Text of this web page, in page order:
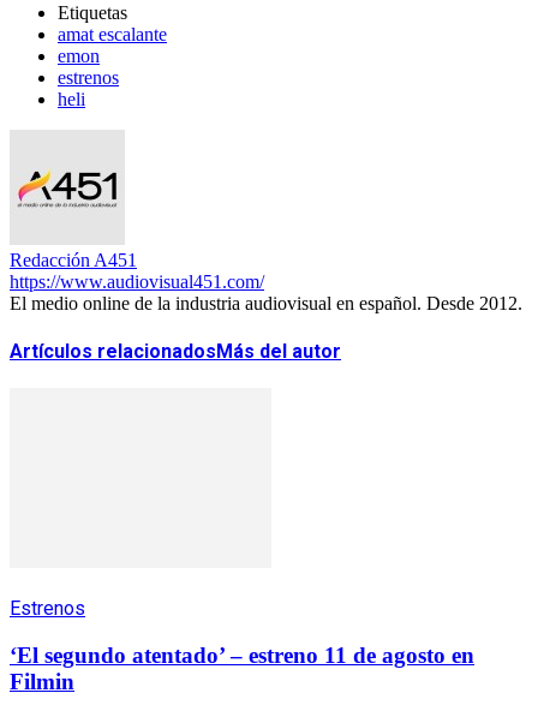
Etiquetas
amat escalante
emon
estrenos
heli
Redacción A451
https://www.audiovisual451.com/
El medio online de la industria audiovisual en español. Desde 2012.
Artículos relacionadosMás del autor
Estrenos
‘El segundo atentado’ – estreno 11 de agosto en
Filmin